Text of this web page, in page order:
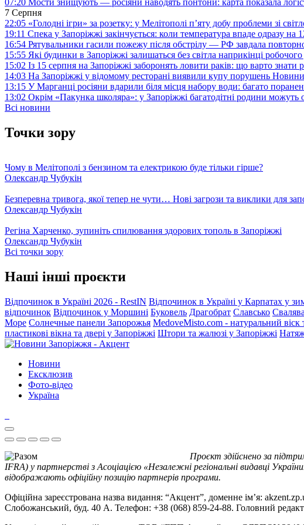
7 Серпня
22:05 «Голодні ігри» за розетку: у Мелітополі п’яту добу проблеми зі
19:11 Спека у Запоріжжі закінчується: коли температура впаде одразу на
16:54 Рятувальники гасили пожежу після обстрілу — РФ завдала
15:55 Які будинки в Запоріжжі залишаться без світла наприкінці
15:02 Із 15 серпня на Запоріжжі заборонять ловити раків: що варто знати
14:03 На Запоріжжі у відомому ресторані виявили купу порушень Новини
13:15 У Марганці росіяни вдарили біля місця набору води: багато
13:02 Окрім «Пакунка школяра»: у Запоріжжі багатодітні родини
Всі новини
Точки зору
Чому в Мелітополі з бензином та електрикою буде тільки гірше?
Олександр Чубукін
Безперевна тривога, якої тепер не чути… Нові загрози та виклики для
Олександр Чубукін
Регіна Харченко, зупиніть спилювання здорових тополь в Запоріжжі
Олександр Чубукін
Всі точки зору
Наші інші проєкти
Відпочинок в Україні 2026 - RestIN Відпочинок в Україні у Карпатах у
відпочинок Відпочинок у Моршині Буковель Драгобрат Славсько Свалява
Море Солнечные панели Запорожья MedoveMisto.com - натуральний віск
пластикові вікна та двері у Запоріжжі Штори та жалюзі у Запоріжжі
Новини
Ексклюзив
Фото-відео
Україна
Проєкт здійснено за
IFRA) у партнерстві з Асоціацією «Незалежні регіональні видавці
відображають офіційну позицію партнерів програми.
Офіційна зареєстрована назва видання: “Акцент”, доменне ім’я:
Слобожанський, буд. 40 А. Телефон: +38 (068) 859-24-88. Головний